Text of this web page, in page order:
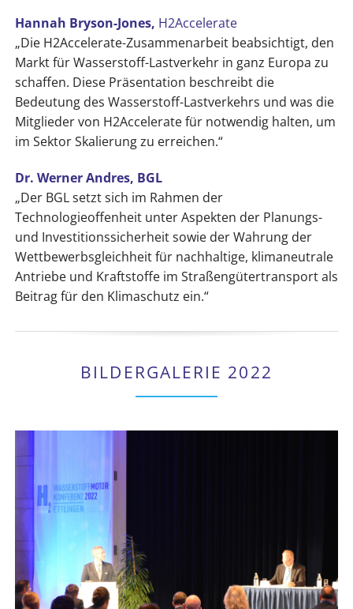
Hannah Bryson-Jones, H2Accelerate
„Die H2Accelerate-Zusammenarbeit beabsichtigt, den
Markt für Wasserstoff-Lastverkehr in ganz Europa zu
schaffen. Diese Präsentation beschreibt die
Bedeutung des Wasserstoff-Lastverkehrs und was die
Mitglieder von H2Accelerate für notwendig halten, um
im Sektor Skalierung zu erreichen.“
Dr. Werner Andres, BGL
„Der BGL setzt sich im Rahmen der
Technologieoffenheit unter Aspekten der Planungs-
und Investitionssicherheit sowie der Wahrung der
Wettbewerbsgleichheit für nachhaltige, klimaneutrale
Antriebe und Kraftstoffe im Straßengütertransport als
Beitrag für den Klimaschutz ein.“
BILDERGALERIE 2022